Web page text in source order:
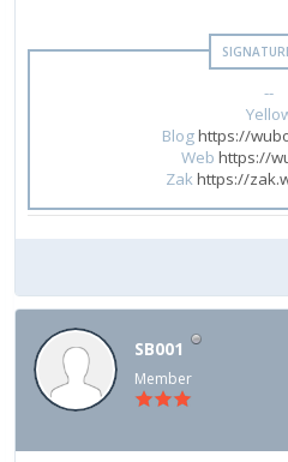
--
Bloghttps://
Web https://
Zakhttps://
SB001
Member